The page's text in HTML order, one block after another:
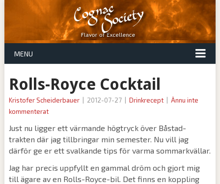
MENU
Rolls-Royce Cocktail
Kristofer Scheiderbauer 2012-07-27 Drinkrecept
Ännu inte
kommenterat
Just nu ligger ett värmande högtryck över Båstad-
trakten där jag tillbringar min semester. Nu vill jag
därför ge er ett svalkande tips för varma sommarkvällar.
Jag har precis uppfyllt en gammal dröm och gjort mig
till ägare av en Rolls-Royce-bil. Det finns en koppling